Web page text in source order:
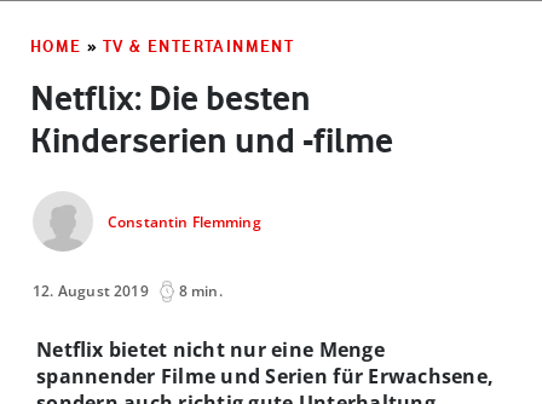
HOME » TV & ENTERTAINMENT
Netflix: Die besten
Kinderserien und -filme
Constantin Flemming
12. August 2019 8 min.
Netflix bietet nicht nur eine Menge
spannender Filme und Serien für Erwachsene,